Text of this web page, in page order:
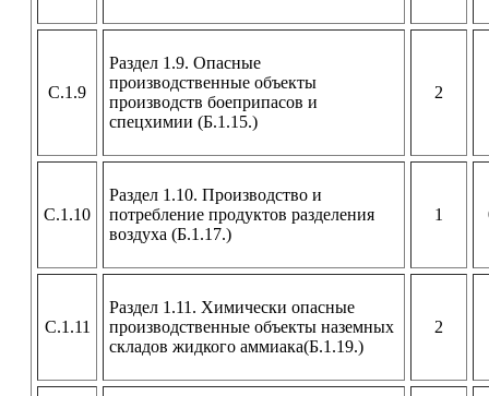
С.1.9
Раздел 1.9. Опасные
производственные объекты
производств боеприпасов и
спецхимии (Б.1.15.)
2
С.1.10
Раздел 1.10. Производство и
потребление продуктов разделения
воздуха (Б.1.17.)
1
С.1.11
Раздел 1.11. Химически опасные
производственные объекты наземных
складов жидкого аммиака(Б.1.19.)
2